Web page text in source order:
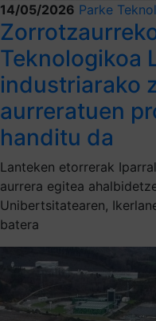
14/05/2026 Parke
Teknologikoa
industriarako
aurreratuen
handitu da
Lanteken etorrerak
aurrera egitea
Unibertsitatearen,
batera